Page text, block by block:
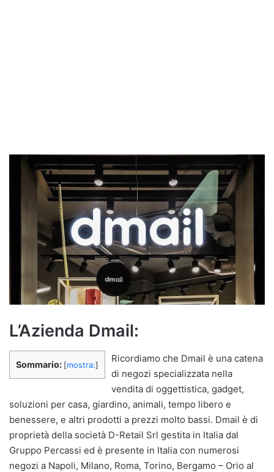
L’Azienda Dmail:
Sommario: [mostra:]
Ricordiamo che Dmail è una catena
di negozi specializzata nella
vendita di oggettistica, gadget,
soluzioni per casa, giardino, animali, tempo libero e
benessere, e altri prodotti a prezzi molto bassi. Dmail è di
proprietà della società D-Retail Srl gestita in Italia dal
Gruppo Percassi ed è presente in Italia con numerosi
negozi a Napoli, Milano, Roma, Torino, Bergamo – Orio al